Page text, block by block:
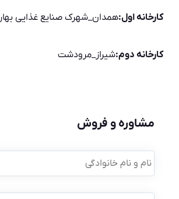
کارخانه اول:همدان_شهرک صنایع غذایی بهار
کارخانه دوم:شیراز_مرودشت
مشاوره و فروش
نام
و
نام
موبایل *